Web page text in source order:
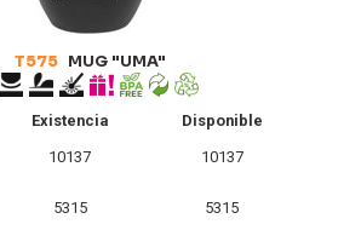
T575 MUG "UMA"
Existencia
Disponible
10137
10137
5315 5315